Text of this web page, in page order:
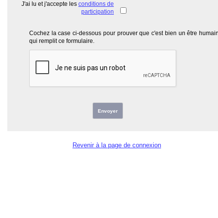
J'ai lu et j'accepte les conditions de
participation
Cochez la case ci-dessous pour prouver que c'est bien un être
qui remplit ce formulaire.
Envoyer
Revenir à la page de connexion